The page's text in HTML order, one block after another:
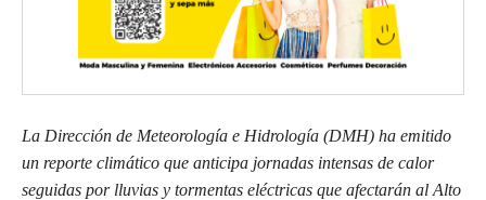
La Dirección de Meteorología e Hidrología (DMH) ha emitido
un reporte climático que anticipa jornadas intensas de calor
seguidas por lluvias y tormentas eléctricas que afectarán al Alto